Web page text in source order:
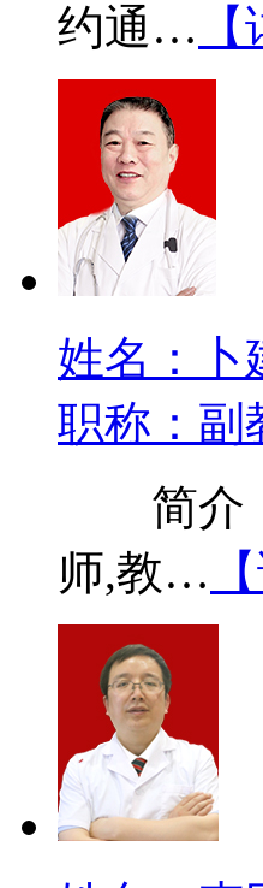
约通…
姓名：卜
职称：副
简介：
师,教…